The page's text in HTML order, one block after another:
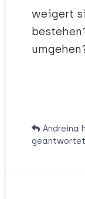
weigert
Andreina